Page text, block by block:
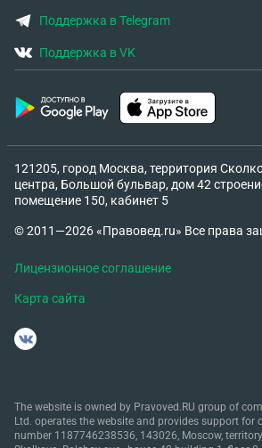
Поддержка в Telegram
Поддержка в VK
121205, город Москва, территория
центра, Большой бульвар, дом 42
помещение 150, кабинет 5
© 2011—2026 «Правовед.ru» Все права
Лицензионное соглашение
Карта сайта
The website is owned by Pravoved.RU group of
Ltd. operates the website and provides support for
number 1187746238536, 143026, Moscow,